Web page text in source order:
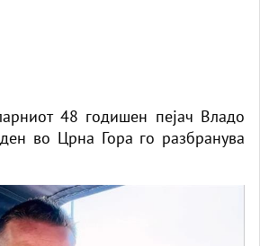
48 годишен пејач Владо
во Црна Гора го разбранува